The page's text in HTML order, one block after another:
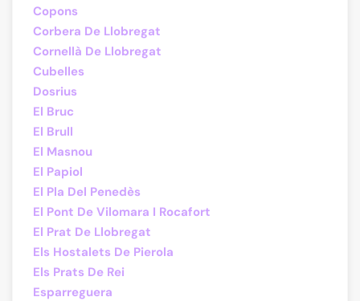
Copons
Corbera De Llobregat
Cornellà De Llobregat
Cubelles
Dosrius
El Bruc
El Brull
El Masnou
El Papiol
El Pla Del Penedès
El Pont De Vilomara I Rocafort
El Prat De Llobregat
Els Hostalets De Pierola
Els Prats De Rei
Esparreguera